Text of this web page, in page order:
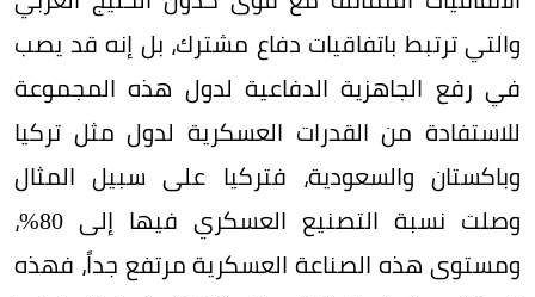
والتي ترتبط باتفاقيات دفاع مشترك، بل إنه قد يصب
في رفع الجاهزية الدفاعية لدول هذه المجموعة
للاستفادة من القدرات العسكرية لدول مثل تركيا
وباكستان والسعودية، فتركيا على سبيل المثال
وصلت نسبة التصنيع العسكري فيها إلى 80%،
ومستوى هذه الصناعة العسكرية مرتفع جداً، فهذه